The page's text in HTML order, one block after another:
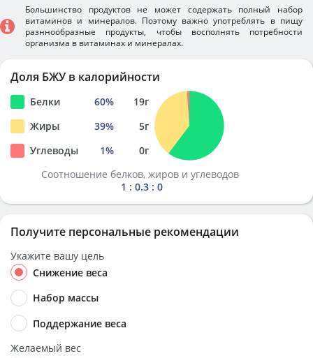
Большинство продуктов не может содержать полный набор
витаминов и минералов. Поэтому важно употреблять в пищу
разннообразные продукты, чтобы восполнять потребности
организма в витаминах и минералах.
Доля БЖУ в калорийности
Белки 60% 19г
Жиры
39% 5г
Углеводы
1% 0г
Соотношение белков, жиров и углеводов
1 : 0.3 : 0
Получите персональные рекомендации
Укажите вашу цель
Снижение веса
Набор массы
Поддержание веса
Желаемый вес